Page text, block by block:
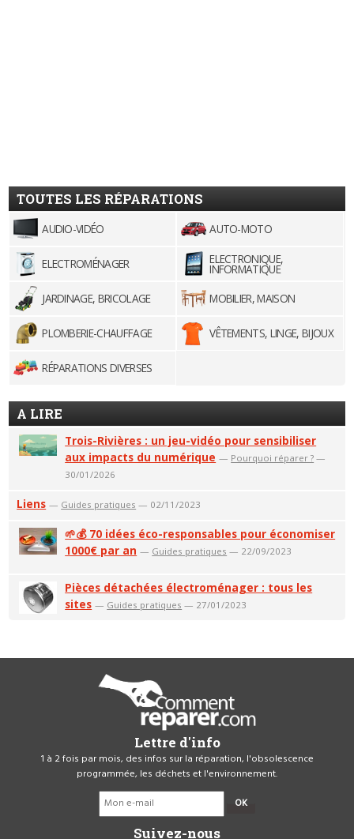
TOUTES LES RÉPARATIONS
AUDIO-VIDÉO AUTO-MOTO
ELECTROMÉNAGER ELECTRONIQUE,
INFORMATIQUE
JARDINAGE, BRICOLAGE
MOBILIER, MAISON
PLOMBERIE-CHAUFFAGE VÊTEMENTS, LINGE, BIJOUX
RÉPARATIONS DIVERSES
A LIRE
Trois-Rivières : un jeu-vidéo pour sensibiliser
aux impacts du numérique — Pourquoi réparer ? —
30/01/2026
Liens — Guides pratiques — 02/11/2023
🌱💰 70 idées éco-responsables pour économiser
1000€ par an — Guides pratiques — 22/09/2023
Pièces détachées électroménager : tous les
sites — Guides pratiques — 27/01/2023
Lettre d'info
1 à 2 fois par mois, des infos sur la réparation, l'obsolescence
programmée, les déchets et l'environnement.
OK
Suivez-nous